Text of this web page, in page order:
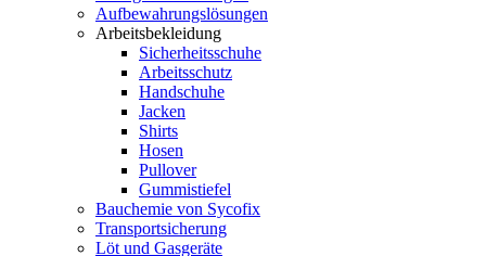
Aufbewahrungslösungen
Arbeitsbekleidung
Sicherheitsschuhe
Arbeitsschutz
Handschuhe
Jacken
Shirts
Hosen
Pullover
Gummistiefel
Bauchemie von Sycofix
Transportsicherung
Löt und Gasgeräte